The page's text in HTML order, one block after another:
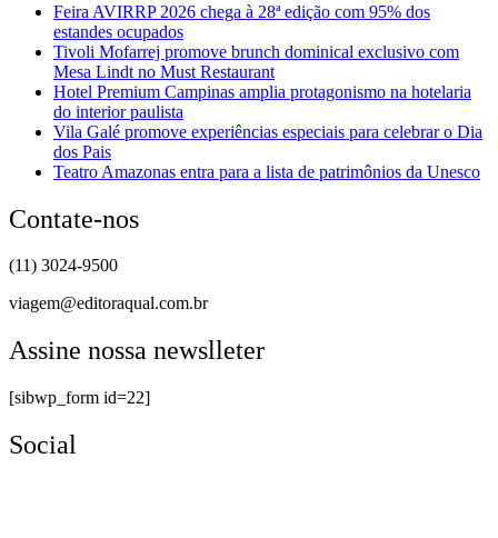
Feira AVIRRP 2026 chega à 28ª edição com 95% dos
estandes ocupados
Tivoli Mofarrej promove brunch dominical exclusivo com
Mesa Lindt no Must Restaurant
Hotel Premium Campinas amplia protagonismo na hotelaria
do interior paulista
Vila Galé promove experiências especiais para celebrar o Dia
dos Pais
Teatro Amazonas entra para a lista de patrimônios da Unesco
Contate-nos
(11) 3024-9500
viagem@editoraqual.com.br
Assine nossa newslleter
[sibwp_form id=22]
Social